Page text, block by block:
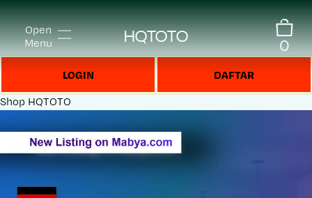
Open
Menu
HQTOTO 0
LOGIN DAFTAR
Shop HQTOTO